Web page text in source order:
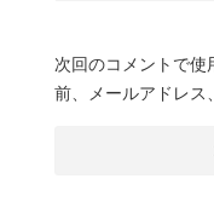
次回のコメントで使
前、メールアドレス